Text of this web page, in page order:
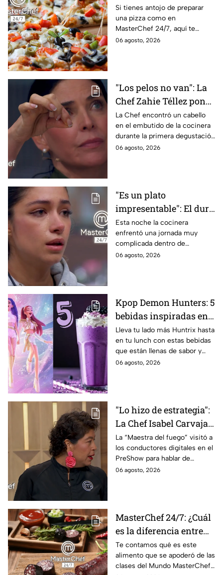
quesos para preparar
pizza en casa?
Si tienes antojo de preparar
una pizza como en
MasterChef 24/7, aquí te
contamos todo lo que debes
06 agosto, 2026
"Los pelos no van": La
Chef Zahie Téllez pone
en evidencia a Carmen
en la gala de mandiles
negros de MasterChef
24/7
La Chef encontró un cabello
en el embutido de la cocinera
durante la primera degustación
de la noche
06 agosto, 2026
"Es un plato
impresentable": El duro
regaño que hizo llorar a
Michelle dentro de
MasterChef 24/7
Esta noche la cocinera
enfrentó una jornada muy
complicada dentro de
MasterChef 24/7.
06 agosto, 2026
Kpop Demon Hunters: 5
bebidas inspiradas en
las guerreras Huntrix
para llevar a la escuela
este regreso a clases
2026; son saludables y
Lleva tu lado más Huntrix hasta
en tu lunch con estas bebidas
que están llenas de sabor y
frescura.
06 agosto, 2026
"Lo hizo de estrategia":
La Chef Isabel Carvajal
opina sobre la decisión
de Ramahá de subir a
Daniela al balcón de
MasterChef 24/7
La “Maestra del fuego” visitó a
los conductores digitales en el
PreShow para hablar de
algunos de los sucesos más
06 agosto, 2026
MasterChef 24/7: ¿Cuál
es la diferencia entre
morcilla y moronga?
Te contamos qué es este
alimento que se apoderó de las
clases del Mundo MasterChef